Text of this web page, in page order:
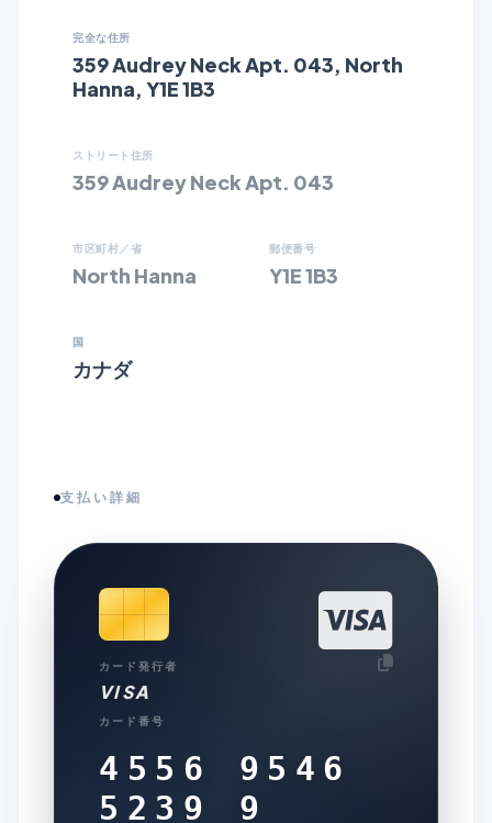
完全な住所
359 Audrey Neck Apt. 043, North
Hanna, Y1E 1B3
ストリート住所
359 Audrey Neck Apt. 043
市区町村／省
North Hanna
郵便番号
Y1E 1B3
国
カナダ
支払い詳細
カード発行者
VISA
カード番号
4556 9546
5239 9